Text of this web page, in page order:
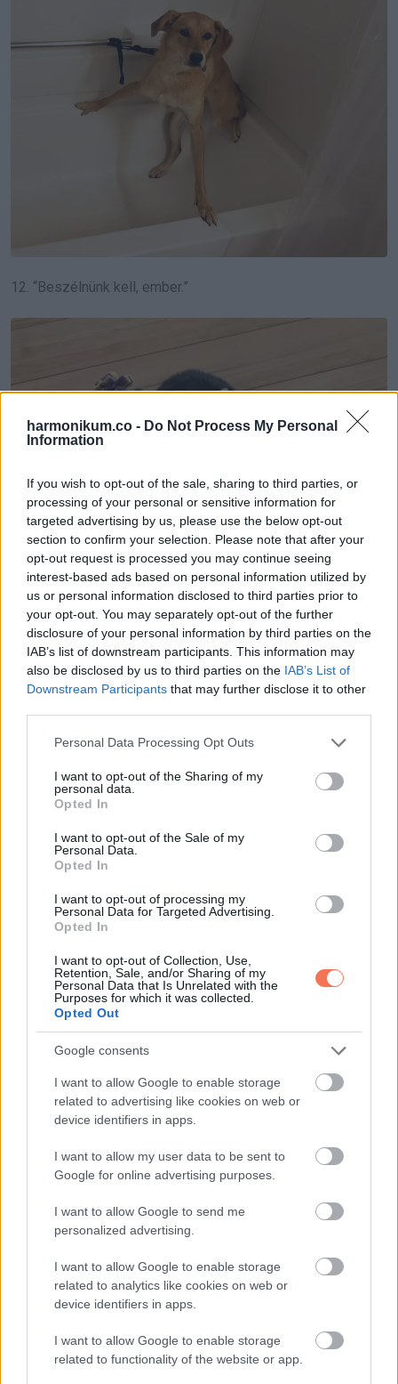
harmonikum.co - Do Not Process My Personal
Information
If you wish to opt-out of the sale, sharing to third parties, or
processing of your personal or sensitive information for
targeted advertising by us, please use the below opt-out
section to confirm your selection. Please note that after your
opt-out request is processed you may continue seeing
interest-based ads based on personal information utilized by
us or personal information disclosed to third parties prior to
your opt-out. You may separately opt-out of the further
disclosure of your personal information by third parties on the
IAB’s list of downstream participants. This information may
also be disclosed by us to third parties on the IAB’s List of
Downstream Participants that may further disclose it to other
Please note that this website/app uses one or more Google
not limited to your visit or usage behaviour. You may click to
grant or deny consent to Google and its third-party tags to
use your data for below specified purposes in below Google
consent section.
Personal Data Processing Opt Outs
I want to opt-out of the Sharing of my
personal data.
Opted In
I want to opt-out of the Sale of my
Personal Data.
Opted In
I want to opt-out of processing my
Personal Data for Targeted Advertising.
Opted In
I want to opt-out of Collection, Use,
Retention, Sale, and/or Sharing of my
Personal Data that Is Unrelated with the
Purposes for which it was collected.
Opted Out
Google consents
I want to allow Google to enable storage
related to advertising like cookies on web or
device identifiers in apps.
I want to allow my user data to be sent to
Google for online advertising purposes.
I want to allow Google to send me
personalized advertising.
I want to allow Google to enable storage
related to analytics like cookies on web or
device identifiers in apps.
I want to allow Google to enable storage
related to functionality of the website or app.
12. “Beszélnünk kell, ember.”
13. “Alfie reggelente szereti a koffein manikűrt.”
14. “Az oposszumok nem osztják meg másokkal az ételt!”